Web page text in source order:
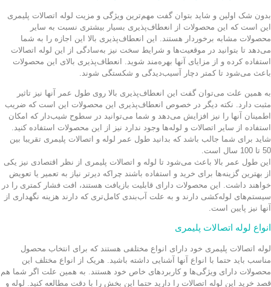
بدون شک اولین و شاید بتوان گفت مهم‌ترین ویژگی و مزیت لوله اتصالات پلیمری
این است که این محصولات از انعطاف‌پذیری بسیار بیشتری نسبت به سایر
محصولات مشابه برخوردار هستند. این انعطاف‌پذیری بالا این اجازه را به شما
می‌دهد تا بتوانید در موقعیت‌ها و شرایط سخت نیز به‌سادگی از این لوله اتصالات
استفاده کرده و از مزایای آنها بهره‌مند شوید. انعطاف‌پذیری بالای این محصولات
باعث می‌شود تا کمتر دچار آسیب‌دیدگی و شکستگی شوند.
به همین علت می‌توان گفت این انعطاف‌پذیری بالا روی طول عمر آنها نیز تاثیر
مثبت دارد. نکته دیگر در خصوص انعطاف‌پذیری این محصولات این است که ضریب
اطمینان آنها را نیز افزایش می‌دهد و شما می‌توانید در سطوح شیب‌دار که امکان
استفاده از سایر اتصالات و لوله‌ها وجود ندارد نیز از این محصولات استفاده کنید.
شاید برای شما جالب باشد که بدانید طول عمر لوله و اتصالات پلیمری تقریبا بین
50 تا 100 سال است.
این طول عمر بالا باعث می‌شود تا لوله و اتصالات پلیمری از نظر اقتصادی نیز یکی
از بهترین گزینه‌ها برای خرید و استفاده باشند چراکه دیرتر نیاز به تعمیر یا تعویض
خواهند داشت. این محصولات دارای قابلیت بازیافت هستند، افت فشار کمتری را در
سیستم‌های لوله‌کشی دارند و به علت آب‌بندی کامل‌تری که دارند هزینه نگهداری از
آنها نیز پایین است.
انواع لوله اتصالات پلیمری
لوله اتصالات پلیمری خود دارای انواع مختلفی هستند که برای انتخاب محصول
مناسب باید حتما با انواع آنها آشنایی داشته باشید. هریک از انواع مختلف این
محصولات دارای ویژگی‌ها و کاربردهای خاص خود هستند. به همین علت اگر شما هم
قصد خرید این لوله اتصالات را دارید حتما این بخش را با دقت مطالعه کنید. لوله و